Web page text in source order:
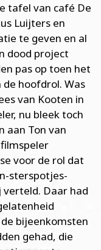
tafel van café De
Luijters en
te geven en al
dood project
pas op toen het
hoofdrol. Was
van Kooten in
nu bleek toch
aan Ton van
voor de rol dat
sterspotjes-
Daar had
bijeenkomsten
gehad, die